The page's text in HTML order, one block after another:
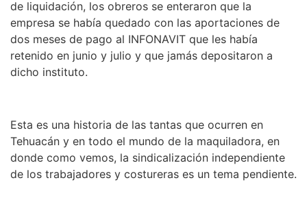
de liquidación, los obreros se enteraron que la
empresa se había quedado con las aportaciones de
dos meses de pago al INFONAVIT que les había
retenido en junio y julio y que jamás depositaron a
dicho instituto.
Esta es una historia de las tantas que ocurren en
Tehuacán y en todo el mundo de la maquiladora, en
donde como vemos, la sindicalización independiente
de los trabajadores y costureras es un tema pendiente.